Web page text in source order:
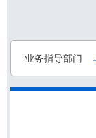
业务指导部门